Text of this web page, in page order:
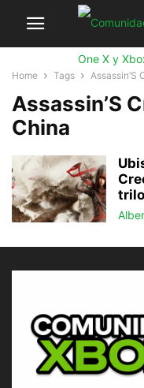
Home Tags Assassin’S
Assassin’S
China